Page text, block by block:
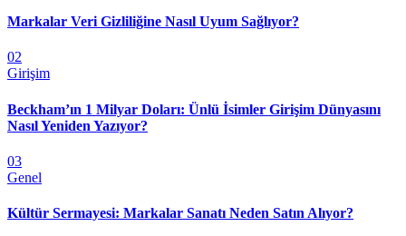
Markalar Veri Gizliliğine Nasıl Uyum Sağlıyor?
02
Girişim
Beckham’ın 1 Milyar Doları: Ünlü İsimler Girişim Dünyasını
Nasıl Yeniden Yazıyor?
03
Genel
Kültür Sermayesi: Markalar Sanatı Neden Satın Alıyor?